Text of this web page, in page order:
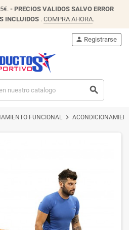
- PRECIOS VALIDOS SALVO ERROR
INCLUIDOS . COMPRA AHORA.
person Registrarse
search
FUNCIONAL chevron_right